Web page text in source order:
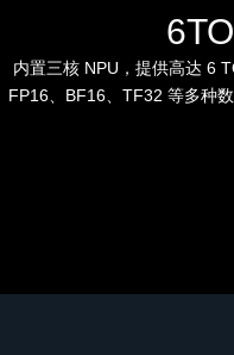
内置三核 NPU，提供高达 6
FP16、BF16、TF32 等多种